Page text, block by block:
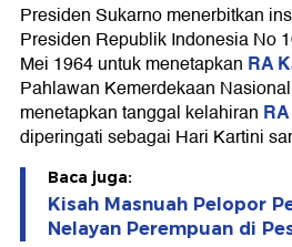
Presiden Sukarno menerbitkan
Presiden Republik Indonesia No
Mei 1964 untuk menetapkan RA
Pahlawan Kemerdekaan
menetapkan tanggal kelahiran
diperingati sebagai Hari Kartini
Baca juga:
Kisah Masnuah Pelopor
Nelayan Perempuan di